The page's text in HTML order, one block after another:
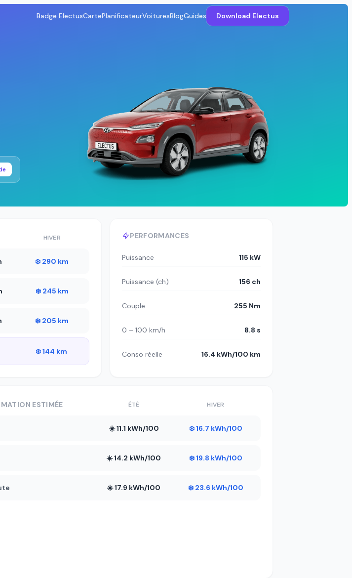
Badge ElectusCartePlanificateurVoituresBlogGuides Download Electus
HIVER
❄️ 290 km
❄️ 245 km
❄️ 205 km
❄️ 144 km
PERFORMANCES
Puissance 115 kW
Puissance (ch) 156 ch
Couple 255 Nm
0 – 100 km/h 8.8 s
Conso réelle 16.4 kWh/100 km
ESTIMÉE ÉTÉ HIVER
☀️ 11.1 kWh/100 ❄️ 16.7 kWh/100
☀️ 14.2 kWh/100 ❄️ 19.8 kWh/100
☀️ 17.9 kWh/100 ❄️ 23.6 kWh/100